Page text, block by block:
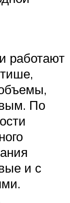
работают
По
и с